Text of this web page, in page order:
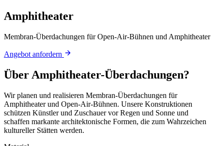
Amphitheater
Membran-Überdachungen für Open-Air-Bühnen und Amphitheater
Angebot anfordern
Über Amphitheater-Überdachungen?
Wir planen und realisieren Membran-Überdachungen für
Amphitheater und Open-Air-Bühnen. Unsere Konstruktionen
schützen Künstler und Zuschauer vor Regen und Sonne und
schaffen markante architektonische Formen, die zum Wahrzeichen
kultureller Stätten werden.